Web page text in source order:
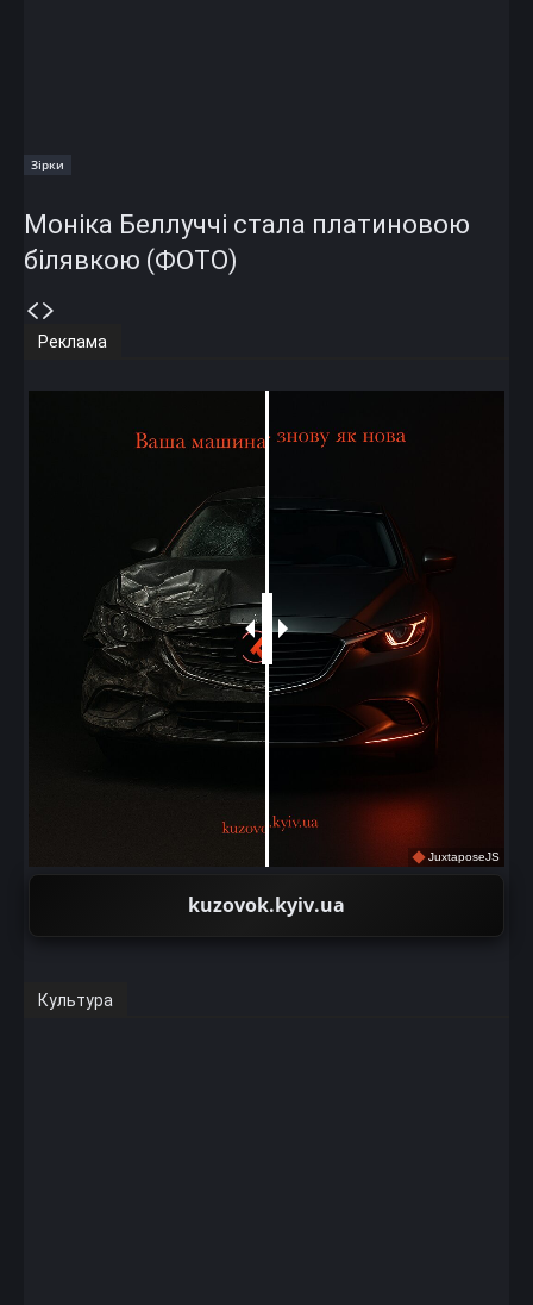
Зірки
Моніка Беллуччі стала платиновою
білявкою (ФОТО)
Реклама
JuxtaposeJS
kuzovok.kyiv.ua
Культура